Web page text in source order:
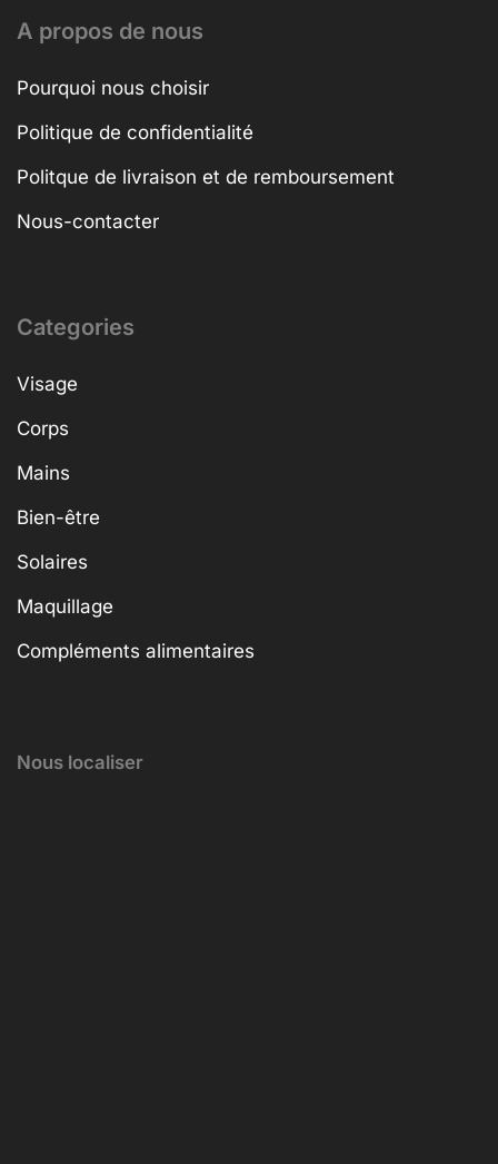
A propos de nous
Pourquoi nous choisir
Politique de confidentialité
Politque de livraison et de remboursement
Nous-contacter
Categories
Visage
Corps
Mains
Bien-être
Solaires
Maquillage
Compléments alimentaires
Nous localiser